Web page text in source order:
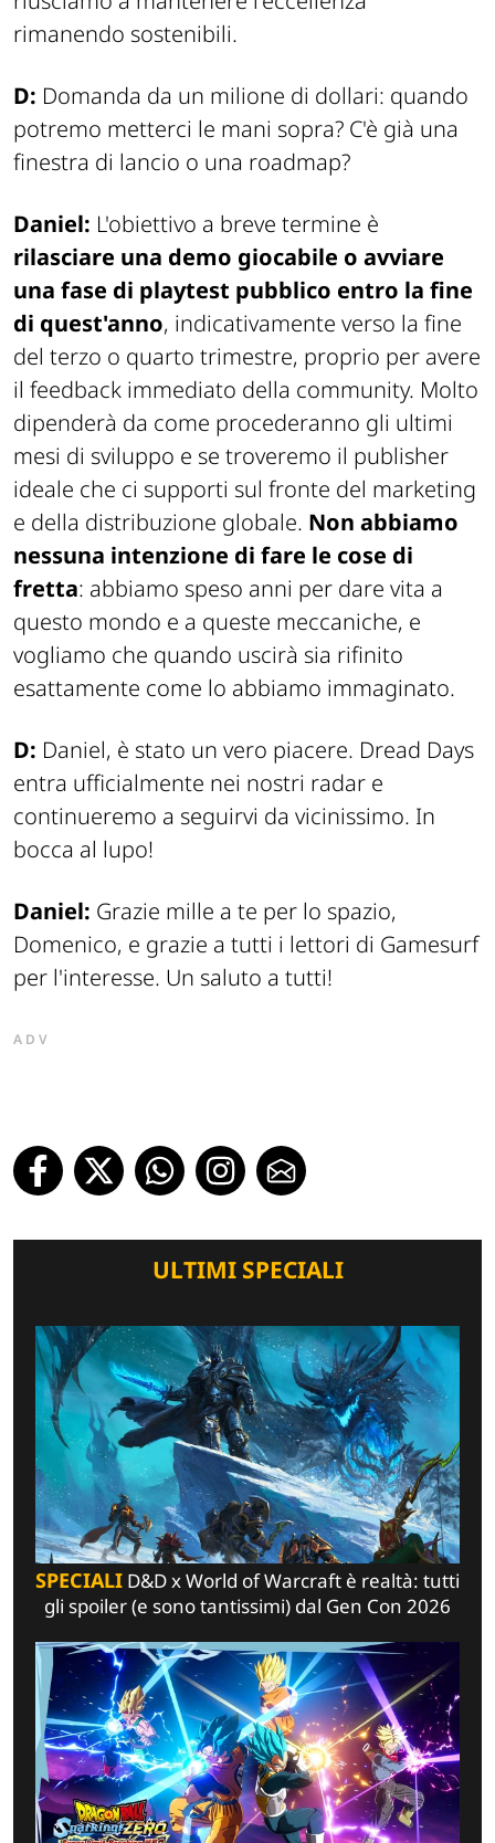
rimanendo sostenibili.
D: Domanda da un milione di dollari: quando
potremo metterci le mani sopra? C'è già una
finestra di lancio o una roadmap?
Daniel: L'obiettivo a breve termine è
rilasciare una demo giocabile o avviare
una fase di playtest pubblico entro la fine
di quest'anno, indicativamente verso la fine
del terzo o quarto trimestre, proprio per avere
il feedback immediato della community. Molto
dipenderà da come procederanno gli ultimi
mesi di sviluppo e se troveremo il publisher
ideale che ci supporti sul fronte del marketing
e della distribuzione globale. Non abbiamo
nessuna intenzione di fare le cose di
fretta: abbiamo speso anni per dare vita a
questo mondo e a queste meccaniche, e
vogliamo che quando uscirà sia rifinito
esattamente come lo abbiamo immaginato.
D: Daniel, è stato un vero piacere. Dread Days
entra ufficialmente nei nostri radar e
continueremo a seguirvi da vicinissimo. In
bocca al lupo!
Daniel: Grazie mille a te per lo spazio,
Domenico, e grazie a tutti i lettori di Gamesurf
per l'interesse. Un saluto a tutti!
ADV
ULTIMI SPECIALI
SPECIALI D&D x World of Warcraft è realtà: tutti
gli spoiler (e sono tantissimi) dal Gen Con 2026